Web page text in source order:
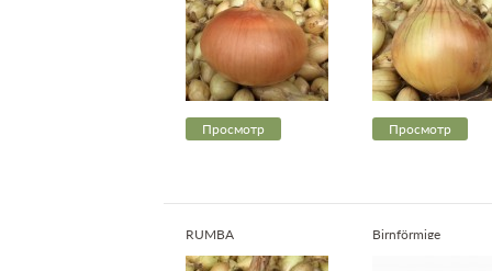
Просмотр Просмотр
RUMBA Birnförmige